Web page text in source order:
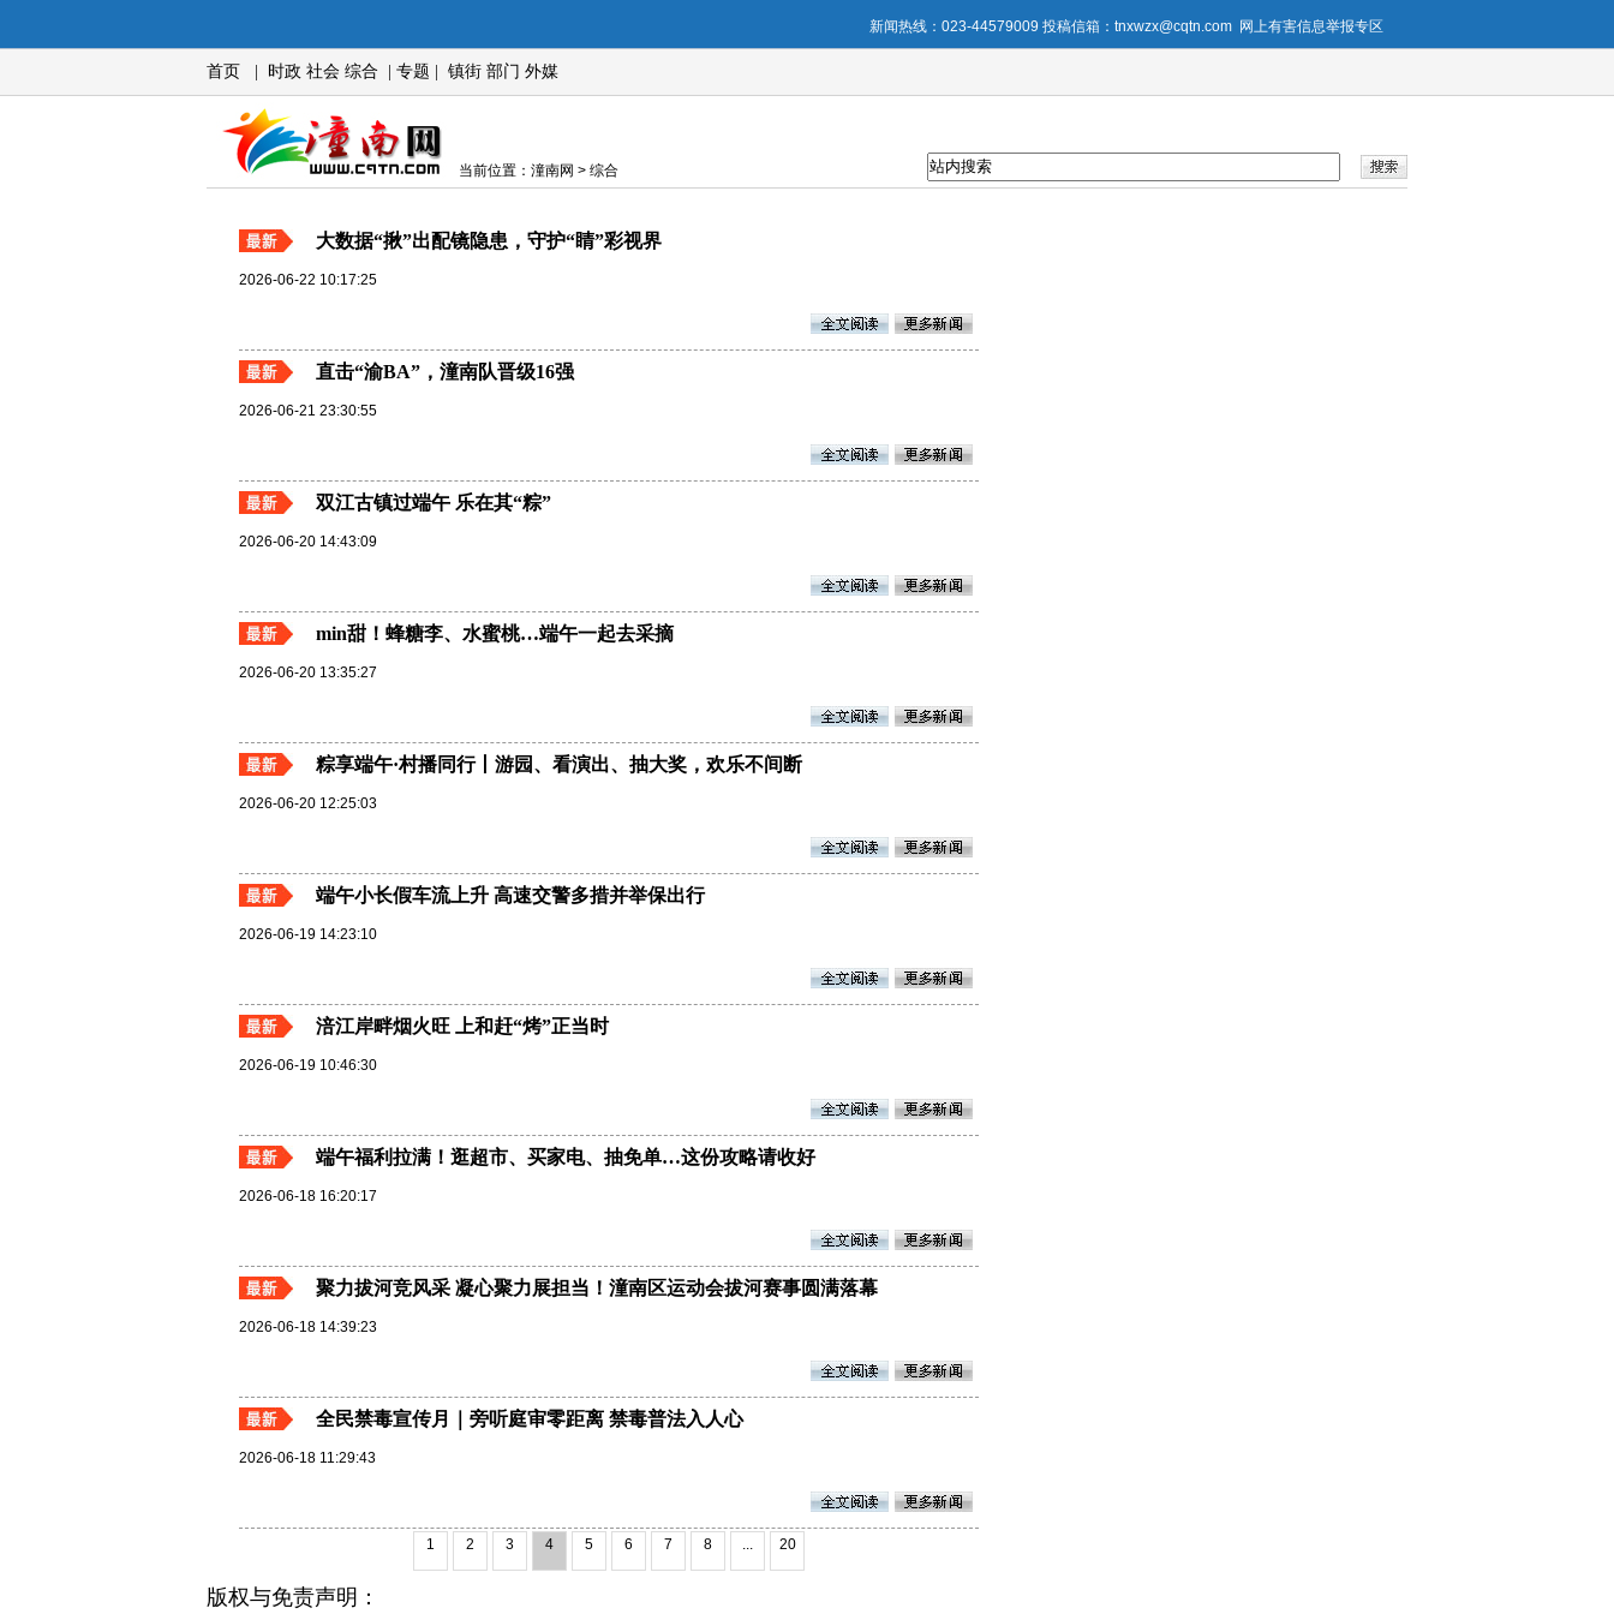
新闻热线：023-44579009 投稿信箱：tnxwzx@cqtn.com 网上有害信息举报专区
首页 时政 社会 综合 专题 镇街 部门 外媒
当前位置：潼南网 > 综合
大数据“揪”出配镜隐患，守护“睛”彩视界
2026-06-22 10:17:25
直击“渝BA”，潼南队晋级16强
2026-06-21 23:30:55
双江古镇过端午 乐在其“粽”
2026-06-20 14:43:09
min甜！蜂糖李、水蜜桃…端午一起去采摘
2026-06-20 13:35:27
粽享端午·村播同行丨游园、看演出、抽大奖，欢乐不间断
2026-06-20 12:25:03
端午小长假车流上升 高速交警多措并举保出行
2026-06-19 14:23:10
涪江岸畔烟火旺 上和赶“烤”正当时
2026-06-19 10:46:30
端午福利拉满！逛超市、买家电、抽免单…这份攻略请收好
2026-06-18 16:20:17
聚力拔河竞风采 凝心聚力展担当！潼南区运动会拔河赛事圆满落幕
2026-06-18 14:39:23
全民禁毒宣传月｜旁听庭审零距离 禁毒普法入人心
2026-06-18 11:29:43
1 2 3 4 5 6 7 8 ... 20
版权与免责声明：